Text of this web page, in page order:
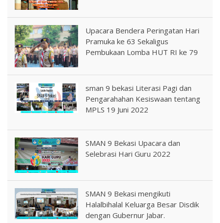
Upacara Bendera Peringatan Hari
Pramuka ke 63 Sekaligus
Pembukaan Lomba HUT RI ke 79
sman 9 bekasi Literasi Pagi dan
Pengarahahan Kesiswaan tentang
MPLS 19 Juni 2022
SMAN 9 Bekasi Upacara dan
Selebrasi Hari Guru 2022
SMAN 9 Bekasi mengikuti
Halalbihalal Keluarga Besar Disdik
dengan Gubernur Jabar.